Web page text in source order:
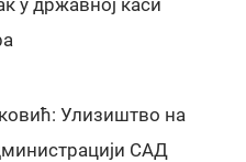
у државној каси
Улизиштво на
САД